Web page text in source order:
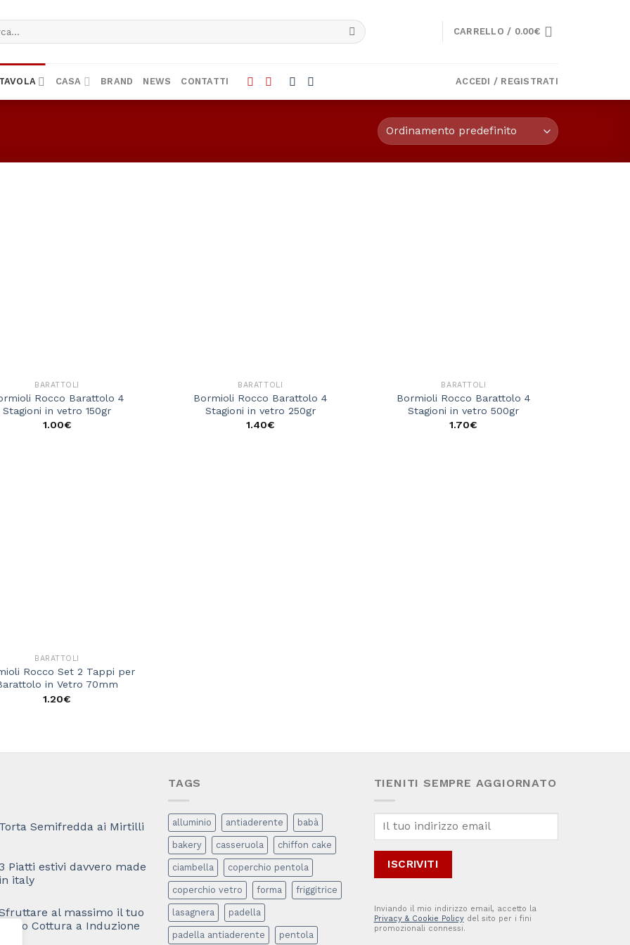
CARRELLO / 0.00€
CASA BRAND NEWS CONTATTI ACCEDI / REGISTRATI
BARATTOLI
Rocco Barattolo 4
Stagioni in vetro 150gr
1.00€
BARATTOLI
Bormioli Rocco Barattolo 4
Stagioni in vetro 250gr
1.40€
BARATTOLI
Bormioli Rocco Barattolo 4
Stagioni in vetro 500gr
1.70€
BARATTOLI
Rocco Set 2 Tappi per
in Vetro 70mm
1.20€
Semifredda ai Mirtilli
Piatti estivi davvero made
italy
al massimo il tuo
Cottura a Induzione
TAGS
alluminio antiaderente babà
bakery casseruola chiffon cake
ciambella coperchio pentola
coperchio vetro forma friggitrice
lasagnera padella
padella antiaderente pentola
TIENITI SEMPRE AGGIORNATO
Inviando il mio indirizzo email, accetto la
Privacy & Cookie Policydel sito per i fini
promozionali connessi.